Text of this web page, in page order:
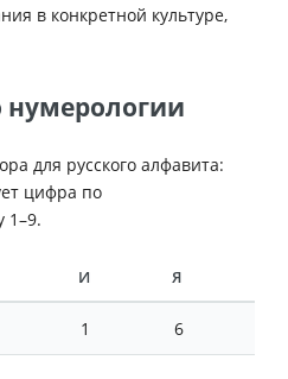
в конкретной культуре,
для русского алфавита:
цифра по
1–9.
И Я
1 6